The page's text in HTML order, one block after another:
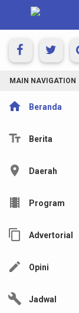
MAIN NAVIGATION
home Beranda
text_fields Berita
location_on Daerah
local_movies Program
content_copy Advertorial
edit Opini
build Jadwal